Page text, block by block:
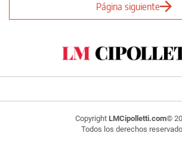
Página siguiente
Copyright LMCipolletti.com©
Todos los derechos